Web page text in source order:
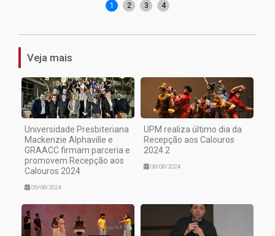
1 2 3 4
Veja mais
Universidade Presbiteriana
Mackenzie Alphaville e
GRAACC firmam parceria e
promovem Recepção aos
Calouros 2024
09/08/2024
UPM realiza último dia da
Recepção aos Calouros
2024.2
08/08/2024